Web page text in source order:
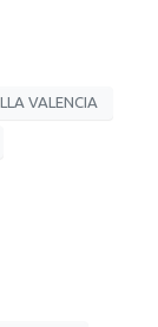
VALENCIA